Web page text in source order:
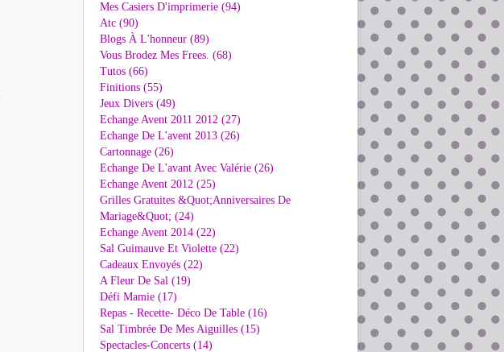
Mes Casiers D'imprimerie (94)
Atc (90)
Blogs À L'honneur (89)
Vous Brodez Mes Frees. (68)
Tutos (66)
Finitions (55)
Jeux Divers (49)
Echange Avent 2011 2012 (27)
Echange De L'avent 2013 (26)
Cartonnage (26)
Echange De L'avant Avec Valérie (26)
Echange Avent 2012 (25)
Grilles Gratuites &Quot;Anniversaires De
Mariage&Quot; (24)
Echange Avent 2014 (22)
Sal Guimauve Et Violette (22)
Cadeaux Envoyés (22)
A Fleur De Sal (19)
Défi Mamie (17)
Repas - Recette- Déco De Table (16)
Sal Timbrée De Mes Aiguilles (15)
Spectacles-Concerts (14)